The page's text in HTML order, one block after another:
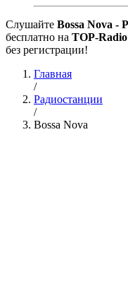
Cлушайте Bossa Nova -
бесплатно на TOP-Radio
без регистрации!
Главная
/
Радиостанции
/
Bossa Nova